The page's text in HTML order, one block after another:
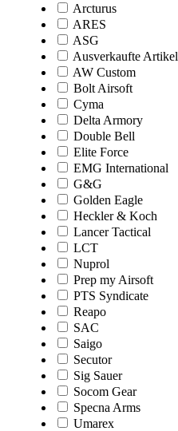
Arcturus
ARES
ASG
Ausverkaufte Artikel
AW Custom
Bolt Airsoft
Cyma
Delta Armory
Double Bell
Elite Force
EMG International
G&G
Golden Eagle
Heckler & Koch
Lancer Tactical
LCT
Nuprol
Prep my Airsoft
PTS Syndicate
Reapo
SAC
Saigo
Secutor
Sig Sauer
Socom Gear
Specna Arms
Umarex